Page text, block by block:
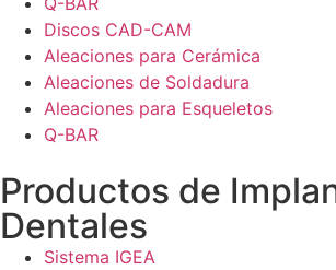
Discos CAD-CAM
Aleaciones para Cerámica
Aleaciones de Soldadura
Aleaciones para Esqueletos
Q-BAR
Productos de
Dentales
Sistema IGEA